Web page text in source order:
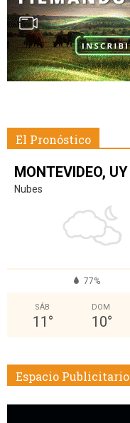
El Pronóstico
MONTEVIDEO, UY
Nubes
77%
SÁB
11 °
DOM
10°
Espacio Publicitario